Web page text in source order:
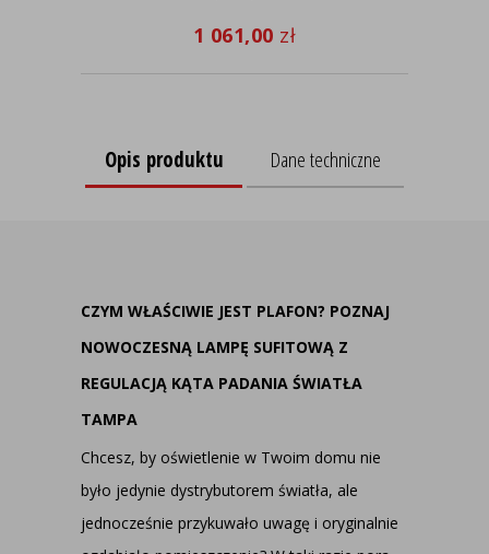
1 061,00 zł
Opis produktu Dane techniczne
CZYM WŁAŚCIWIE JEST PLAFON? POZNAJ
NOWOCZESNĄ LAMPĘ SUFITOWĄ Z
REGULACJĄ KĄTA PADANIA ŚWIATŁA
TAMPA
Chcesz, by oświetlenie w Twoim domu nie
było jedynie dystrybutorem światła, ale
jednocześnie przykuwało uwagę i oryginalnie